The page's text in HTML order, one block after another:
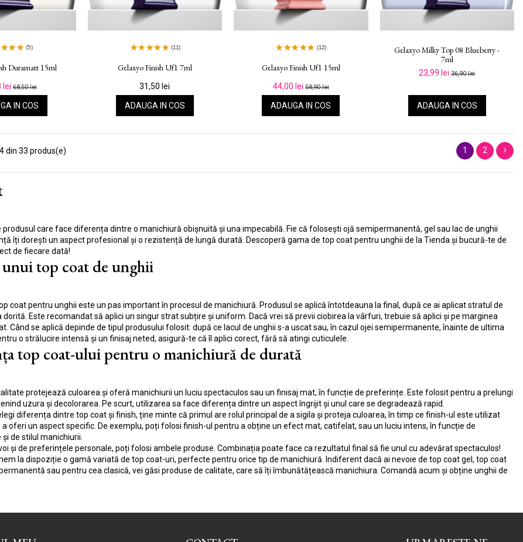
(5)
Duramatt 15ml
lei68,50 lei
IN COS
(11)
Gelaxyo Finish Uf1 7ml
31,50 lei
ADAUGA IN COS
(12)
Gelaxyo Finish Uf1 15ml
44,00 lei58,90 lei
ADAUGA IN COS
Gelaxyo Milky Top 08 Blueberry -
7ml
23,99 lei36,90 lei
ADAUGA IN COS
din 33 produs(e) 1 2
produsul care face diferența dintre o manichiură obișnuită și una impecabilă. Fie că folosești ojă semipermanentă, gel sau lac de unghii
îți dorești un aspect profesional și o rezistență de lungă durată. Descoperă gama de top coat pentru unghii de la Tienda și bucură-te de
de fiecare dată!
unui top coat de unghii
coat pentru unghii este un pas important în procesul de manichiură. Produsul se aplică întotdeauna la final, după ce ai aplicat stratul de
dorită. Este recomandat să aplici un singur strat subțire și uniform. Dacă vrei să previi ciobirea la vârfuri, trebuie să aplici și pe marginea
Când se aplică depinde de tipul produsului folosit: după ce lacul de unghii s-a uscat sau, în cazul ojei semipermanente, înainte de ultima
o strălucire intensă și un finisaj neted, asigură-te că îl aplici corect, fără să atingi cuticulele.
top coat-ului pentru o manichiură de durată
protejează culoarea și oferă manichiurii un luciu spectaculos sau un finisaj mat, în funcție de preferințe. Este folosit pentru a prelungi
uzura și decolorarea. Pe scurt, utilizarea sa face diferența dintre un aspect îngrijit și unul care se degradează rapid.
diferența dintre top coat și finish, ține minte că primul are rolul principal de a sigila și proteja culoarea, în timp ce finish-ul este utilizat
oferi un aspect specific. De exemplu, poți folosi finish-ul pentru a obține un efect mat, catifelat, sau un luciu intens, în funcție de
de stilul manichiurii.
și de preferințele personale, poți folosi ambele produse. Combinația poate face ca rezultatul final să fie unul cu adevărat spectaculos!
la dispoziție o gamă variată de top coat-uri, perfecte pentru orice tip de manichiură. Indiferent dacă ai nevoie de top coat gel, top coat
sau pentru cea clasică, vei găsi produse de calitate, care să îți îmbunătățească manichiura. Comandă acum și obține unghii de